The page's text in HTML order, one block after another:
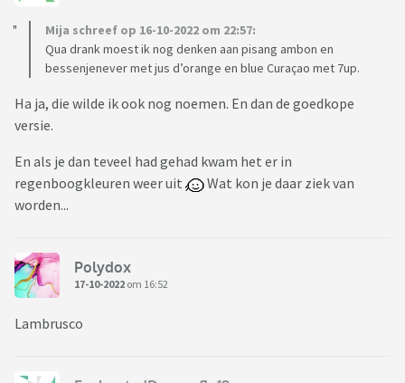
Mija schreef op 16-10-2022 om 22:57:
Qua drank moest ik nog denken aan pisang ambon en
bessenjenever met jus d’orange en blue Curaçao met 7up.
Ha ja, die wilde ik ook nog noemen. En dan de goedkope
versie.
En als je dan teveel had gehad kwam het er in
regenboogkleuren weer uit
Wat kon je daar ziek van
worden...
Polydox
17-10-2022 om 16:52
Lambrusco